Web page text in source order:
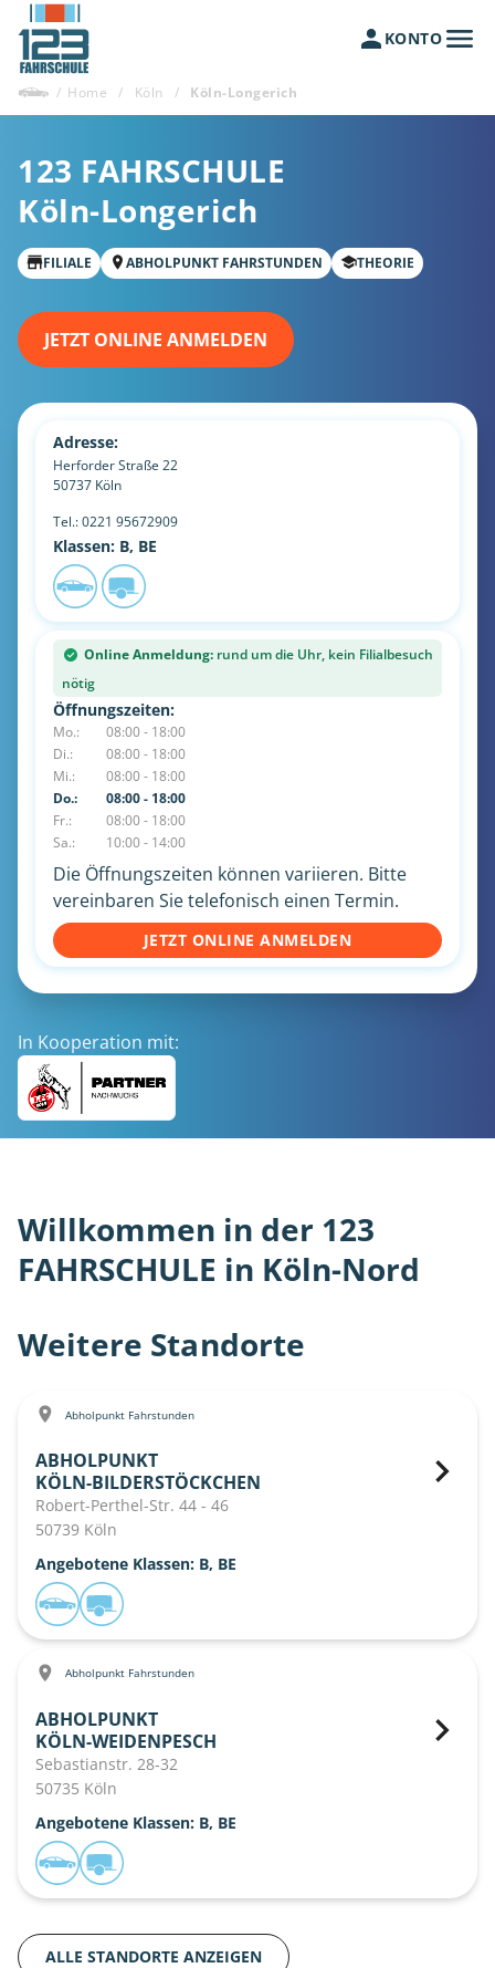
KONTO
/ Home / Köln / Köln-Longerich
123 FAHRSCHULE
Köln-Longerich
FILIALE ABHOLPUNKT FAHRSTUNDEN THEORIE
JETZT ONLINE ANMELDEN
Adresse:
Herforder Straße 22
50737 Köln
Tel.:0221 95672909
Klassen: B, BE
Online Anmeldung: rund um die Uhr, kein Filialbesuch
nötig
Öffnungszeiten:
Mo.:
08:00 - 18:00
Di.:
08:00 - 18:00
Mi.:
08:00 - 18:00
Do.:
08:00 - 18:00
Fr.:
08:00 - 18:00
Sa.:
10:00 - 14:00
Die Öffnungszeiten können variieren. Bitte
vereinbaren Sie telefonisch einen Termin.
JETZT ONLINE ANMELDEN
In Kooperation mit:
Willkommen in der 123
FAHRSCHULE in Köln-Nord
Weitere Standorte
Abholpunkt Fahrstunden
ABHOLPUNKT
KÖLN-BILDERSTÖCKCHEN
Robert-Perthel-Str. 44 - 46
50739 Köln
Angebotene Klassen: B, BE
Abholpunkt Fahrstunden
ABHOLPUNKT
KÖLN-WEIDENPESCH
Sebastianstr. 28-32
50735 Köln
Angebotene Klassen: B, BE
ALLE STANDORTE ANZEIGEN